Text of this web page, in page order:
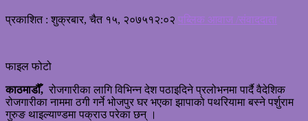
प्रकाशित : शुक्रबार, चैत १५, २०७५१२:०२ पब्लिक आवाज /संवाददाता
फाइल फोटो
काठमाडौँ, रोजगारीका लागि विभिन्न देश पठाइदिने प्रलोभनमा पार्दै वैदेशिक
रोजगारीका नाममा ठगी गर्ने भोजपुर घर भएका झापाको पथरियामा बस्ने पर्शुराम
गुरुङ थाइल्याण्डमा पक्राउ परेका छन् ।